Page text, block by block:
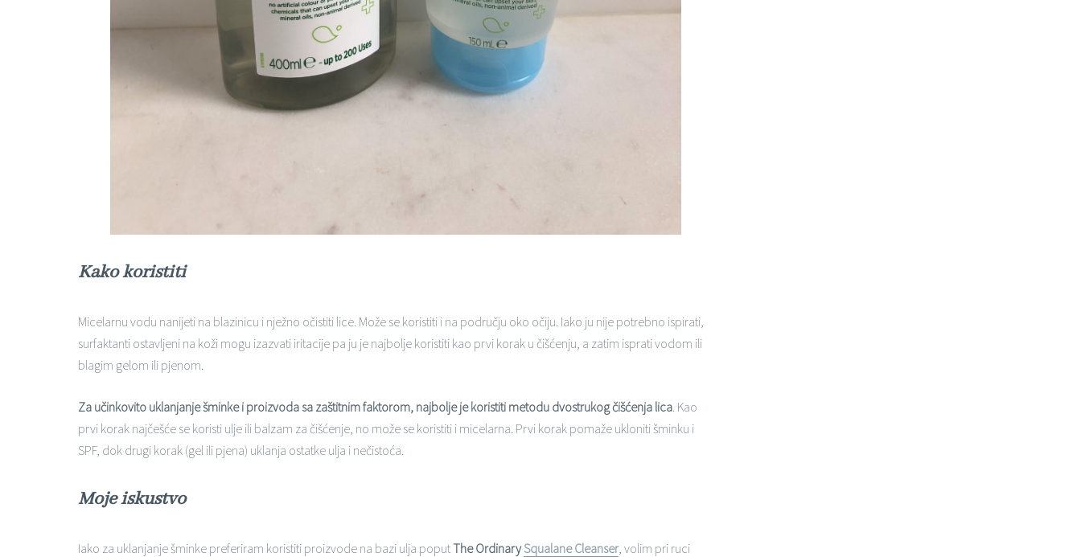
Kako koristiti
Micelarnu vodu nanijeti na blazinicu i nježno očistiti lice. Može se koristiti i na području oko očiju. Iako ju nije potrebno ispirati,
surfaktanti ostavljeni na koži mogu izazvati iritacije pa ju je najbolje koristiti kao prvi korak u čišćenju, a zatim isprati vodom ili
blagim gelom ili pjenom.
Za učinkovito uklanjanje šminke i proizvoda sa zaštitnim faktorom, najbolje je koristiti metodu dvostrukog čišćenja lica. Kao
prvi korak najčešće se koristi ulje ili balzam za čišćenje, no može se koristiti i micelarna. Prvi korak pomaže ukloniti šminku i
SPF, dok drugi korak (gel ili pjena) uklanja ostatke ulja i nečistoća.
Moje iskustvo
Iako za uklanjanje šminke preferiram koristiti proizvode na bazi ulja poput The OrdinarySqualane Cleanser, volim pri ruci